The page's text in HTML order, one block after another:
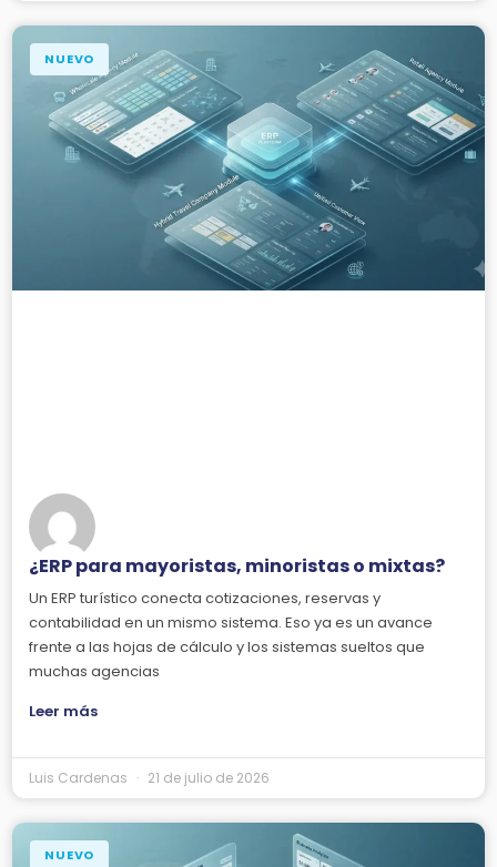
NUEVO
¿ERP para mayoristas, minoristas o mixtas?
Un ERP turístico conecta cotizaciones, reservas y
contabilidad en un mismo sistema. Eso ya es un avance
frente a las hojas de cálculo y los sistemas sueltos que
muchas agencias
Leer más
Luis Cardenas 21 de julio de 2026
NUEVO